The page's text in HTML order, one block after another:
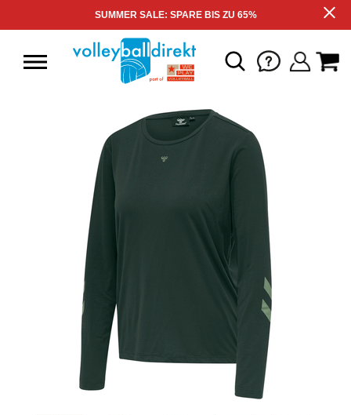
SUMMER SALE: SPARE BIS ZU 65%